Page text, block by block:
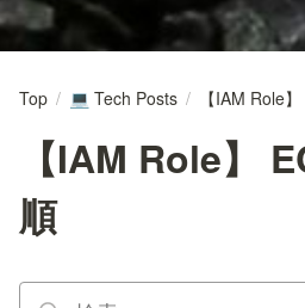
Top / 💻 Tech Posts / 【IAM Role
【IAM Role】
順